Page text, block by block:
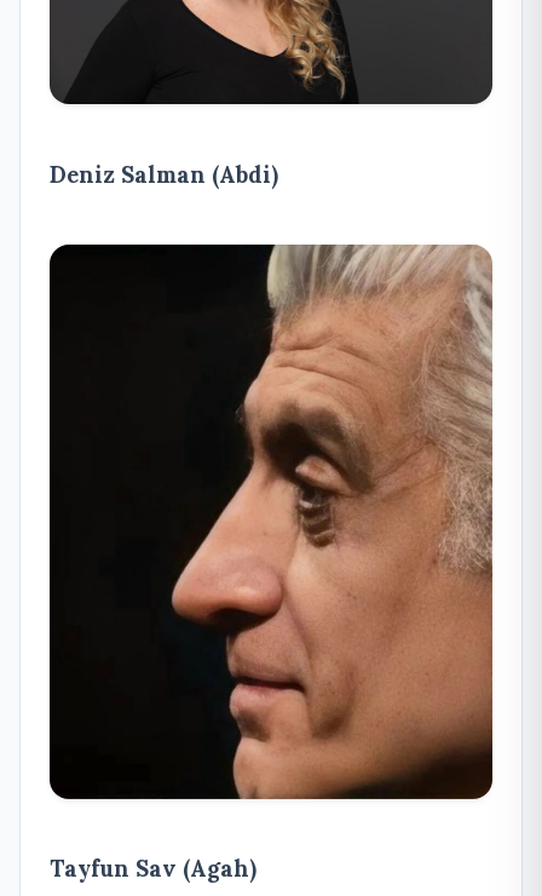
Deniz Salman (Abdi)
Tayfun Sav (Agah)